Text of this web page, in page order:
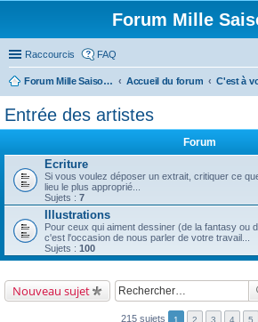
Forum Mille
Raccourcis FAQ
Forum Mille Saisons Accueil du forum C'est à
Entrée des artistes
Forum
Ecriture
Si vous voulez déposer un extrait, critiquer ce
lieu le plus approprié...
Sujets : 7
Illustrations
Pour ceux qui aiment dessiner (de la fantasy ou
c'est l'occasion de nous parler de votre travail...
Sujets : 100
Nouveau sujet
215 sujets 1 2 3 4 5